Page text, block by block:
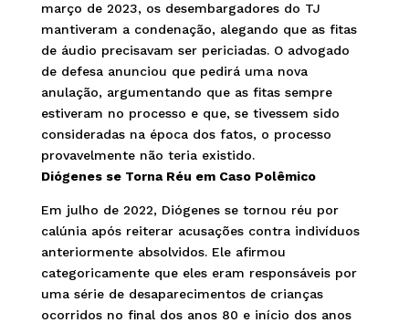
março de 2023, os desembargadores do TJ
mantiveram a condenação, alegando que as fitas
de áudio precisavam ser periciadas. O advogado
de defesa anunciou que pedirá uma nova
anulação, argumentando que as fitas sempre
estiveram no processo e que, se tivessem sido
consideradas na época dos fatos, o processo
provavelmente não teria existido.
Diógenes se Torna Réu em Caso Polêmico
Em julho de 2022, Diógenes se tornou réu por
calúnia após reiterar acusações contra indivíduos
anteriormente absolvidos. Ele afirmou
categoricamente que eles eram responsáveis por
uma série de desaparecimentos de crianças
ocorridos no final dos anos 80 e início dos anos